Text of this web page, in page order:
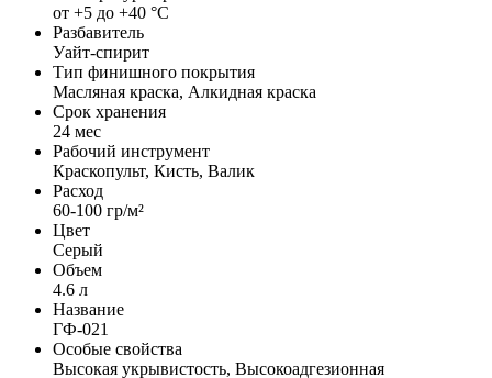
от +5 до +40 °С
Разбавитель
Уайт-спирит
Тип финишного покрытия
Масляная краска, Алкидная краска
Срок хранения
24 мес
Рабочий инструмент
Краскопульт, Кисть, Валик
Расход
60-100 гр/м²
Цвет
Серый
Объем
4.6 л
Название
ГФ-021
Особые свойства
Высокая укрывистость, Высокоадгезионная